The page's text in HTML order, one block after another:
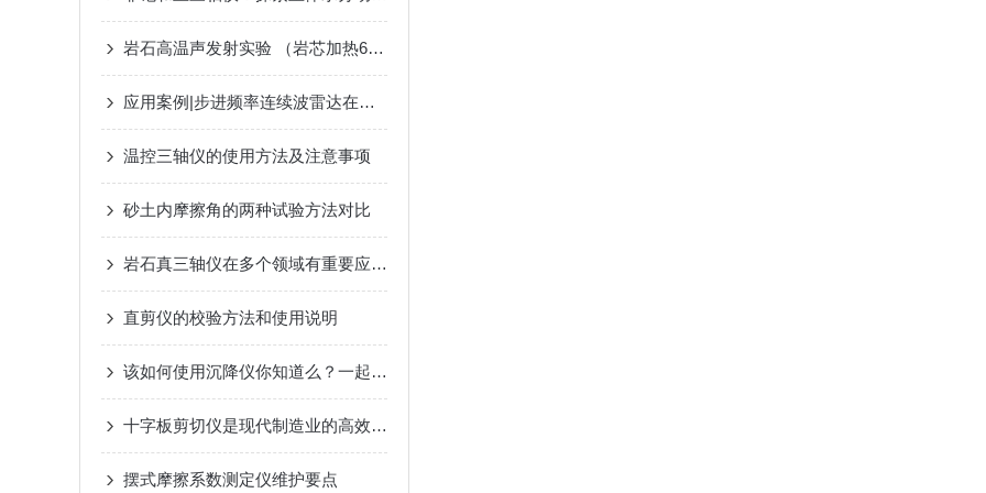
岩石高温声发射实验 （岩芯加热600度）
应用案例|步进频率连续波雷达在非金属管道和地下分层的应用
温控三轴仪的使用方法及注意事项
砂土内摩擦角的两种试验方法对比
岩石真三轴仪在多个领域有重要应用价值
直剪仪的校验方法和使用说明
该如何使用沉降仪你知道么？一起来看看吧
十字板剪切仪是现代制造业的高效切割工具
摆式摩擦系数测定仪维护要点